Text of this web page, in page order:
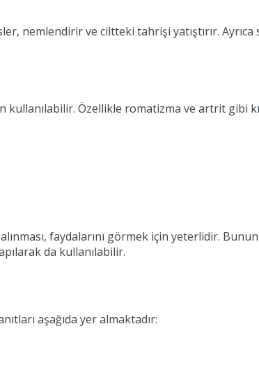
nemlendirir ve ciltteki tahrişi yatıştırır.
kullanılabilir. Özellikle romatizma ve artrit gibi
faydalarını görmek için yeterlidir.
da kullanılabilir.
aşağıda yer almaktadır: